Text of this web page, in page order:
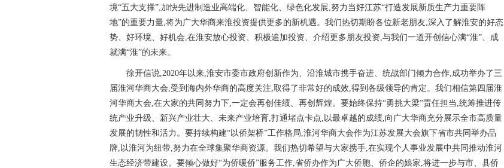
境“五大支撑”,加快先进制造业高端化、智能化、绿色化发展,努力当好江苏“打造发展新质生产力重要阵
地”的重要力量,将为广大华商来淮投资提供更多的新机遇。我们热切期盼各位新老朋友,深入了解淮安的好态
势、好环境、好机会,在淮安放心投资、积极追加投资、介绍更多朋友投资,与我们一道开创信心满“淮”、成
就满“淮”的未来。
徐开信说,2020年以来,淮安市委市政府创新作为、沿淮城市携手奋进、统战部门倾力合作,成功举办了三
届淮河华商大会,受到海内外华商的高度关注,取得了非常好的成效,得到各级领导的肯定。我们相信第四届淮
河华商大会,在大家的共同努力下,一定会再创佳绩、再创辉煌。要始终保持“勇挑大梁”责任担当,统筹推进传
统产业升级、新兴产业壮大、未来产业培育,打通堵点卡点,以最卓越的成绩,向广大华商充分展示全市高质量
发展的韧性和活力。要持续构建“以侨架桥”工作格局,淮河华商大会作为江苏发展大会旗下省市共同举办品
牌,以淮河为纽带,努力在全球集聚华商资源。我们热切希望与大家携手,在实现个人事业发展中共同推动淮河
生态经济带建设。要倾心做好“为侨暖侨”服务工作,省侨办作为广大侨胞、侨企的娘家,将进一步与市、县侨